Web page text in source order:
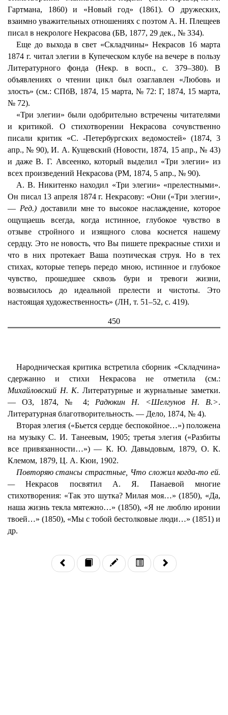
Гартмана, 1860) и «Новый год» (1861). О дружеских,
взаимно уважительных отношениях с поэтом А. Н. Плещеев
писал в некрологе Некрасова (БВ, 1877, 29 дек., № 334).
Еще до выхода в свет «Складчины» Некрасов 16 марта
1874 г. читал элегии в Купеческом клубе на вечере в пользу
Литературного фонда (Некр. в восп., с. 379–380). В
объявлениях о чтении цикл был озаглавлен «Любовь и
злость» (см.: СПбВ, 1874, 15 марта, № 72: Г, 1874, 15 марта,
№ 72).
«Три элегии» были одобрительно встречены читателями
и критикой. О стихотворении Некрасова сочувственно
писали критик «С. -Петербургских ведомостей» (1874, 3
апр., № 90), И. А. Кущевский (Новости, 1874, 15 апр., № 43)
и даже В. Г. Авсеенко, который выделил «Три элегии» из
всех произведений Некрасова (РМ, 1874, 5 апр., № 90).
А. В. Никитенко находил «Три элегии» «прелестными».
Он писал 13 апреля 1874 г. Некрасову: «Они («Три элегии»,
— Ред.)доставили мне то высокое наслаждение, которое
ощущаешь всегда, когда истинное, глубокое чувство в
отзыве стройного и изящного слова коснется нашему
сердцу. Это не новость, что Вы пишете прекрасные стихи и
что в них протекает Ваша поэтическая струя. Но в тех
стихах, которые теперь передо мною, истинное и глубокое
чувство, прошедшее сквозь бури и тревоги жизни,
возвысилось до идеальной прелести и чистоты. Это
настоящая художественность» (ЛН, т. 51–52, с. 419).
450
Народническая критика встретила сборник «Складчина»
сдержанно и стихи Некрасова не отметила (см.:
Михайловский Н. К. Литературные и журнальные заметки.
— ОЗ, 1874, № 4; Радюкин Н. <Шелгунов Н. В.>.
Литературная благотворительность. — Дело, 1874, № 4).
Вторая элегия («Бьется сердце беспокойное…») положена
на музыку С. И. Танеевым, 1905; третья элегия («Разбиты
все привязанности…») — К. Ю. Давыдовым, 1879, О. К.
Клемом, 1879, Ц. А. Кюи, 1902.
Повторяю стансы страстные, Что сложил когда-то ей.
—Некрасов посвятил А. Я. Панаевой многие
стихотворения: «Так это шутка? Милая моя…» (1850), «Да,
наша жизнь текла мятежно…» (1850), «Я не люблю иронии
твоей…» (1850), «Мы с тобой бестолковые люди…» (1851) и
др.